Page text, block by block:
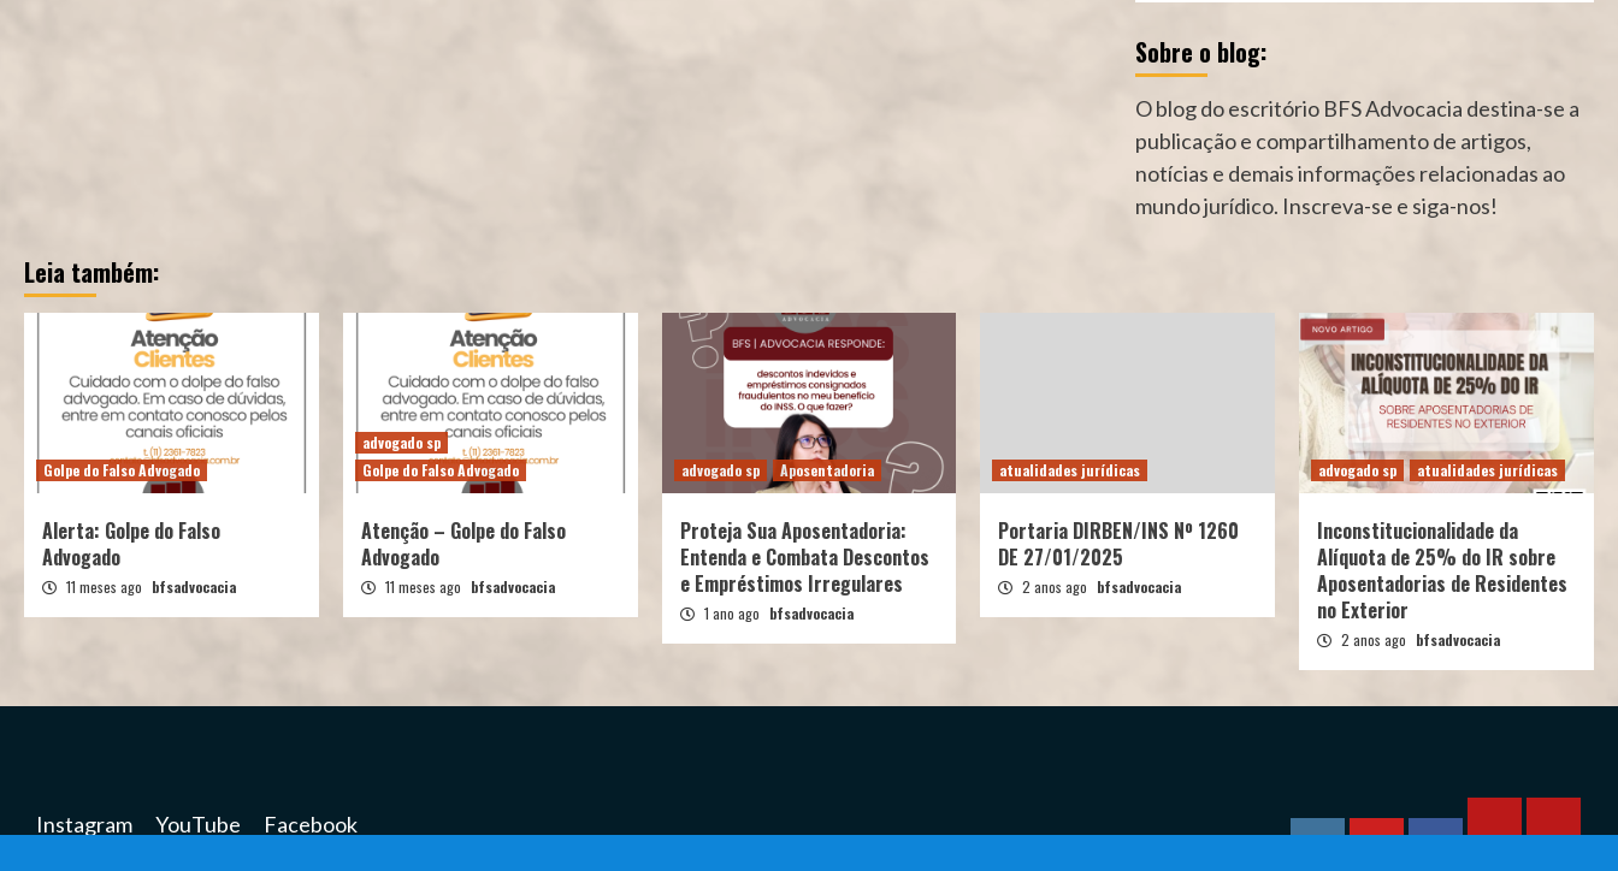
Sobre o blog:
O blog do escritório BFS Advocacia destina-se a
publicação e compartilhamento de artigos,
notícias e demais informações relacionadas ao
mundo jurídico. Inscreva-se e siga-nos!
Leia também:
Golpe do Falso Advogado
Alerta: Golpe do Falso
Advogado
11 meses ago bfsadvocacia
advogado sp
Golpe do Falso Advogado
Atenção – Golpe do Falso
Advogado
11 meses ago bfsadvocacia
advogado sp Aposentadoria
Proteja Sua Aposentadoria:
Entenda e Combata Descontos
e Empréstimos Irregulares
1 ano ago bfsadvocacia
atualidades jurídicas
Portaria DIRBEN/INS Nº 1260
DE 27/01/2025
2 anos ago bfsadvocacia
advogado sp atualidades jurídicas
Inconstitucionalidade da
Alíquota de 25% do IR sobre
Aposentadorias de Residentes
no Exterior
2 anos ago bfsadvocacia
Instagram YouTube Facebook
Calculadora